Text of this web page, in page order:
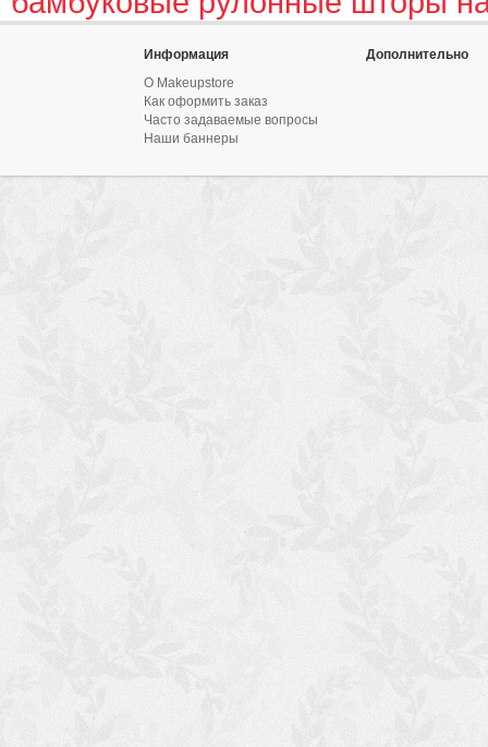
Информация
О Makeupstore
Как оформить заказ
Часто задаваемые вопросы
Наши баннеры
Дополнительно